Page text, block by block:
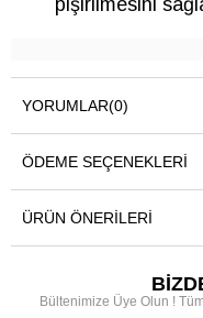
pişirilmesini
YORUMLAR(0)
ÖDEME SEÇENEKLERI
ÜRÜN ÖNERILERI
Bültenimize Üye Olun !